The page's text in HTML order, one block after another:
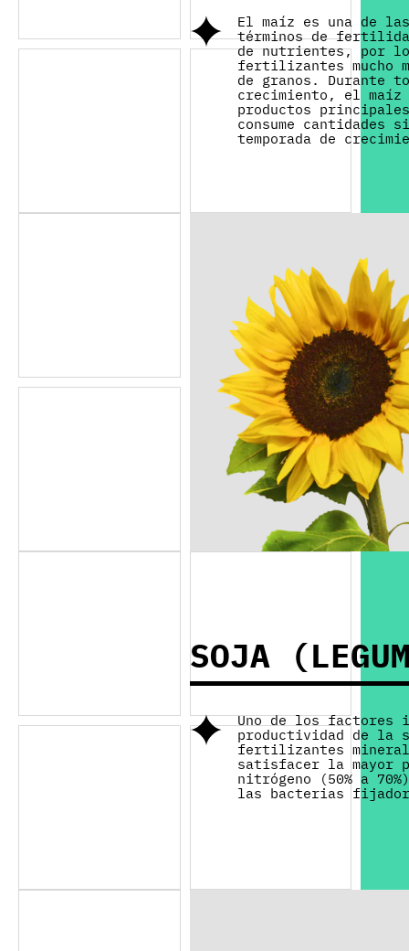
El maíz es una de
términos de
de nutrientes, por
fertilizantes mucho
de granos. Durante
crecimiento, el maíz
productos
consume
temporada de
SOJA
Uno de los factores
productividad de la
fertilizantes
satisfacer la mayor
nitrógeno (50% a
las bacterias